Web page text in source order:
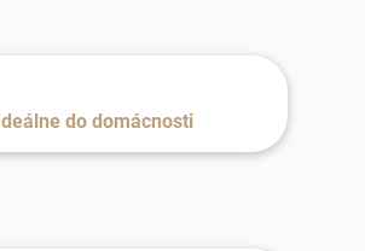
Ideálne do domácnosti